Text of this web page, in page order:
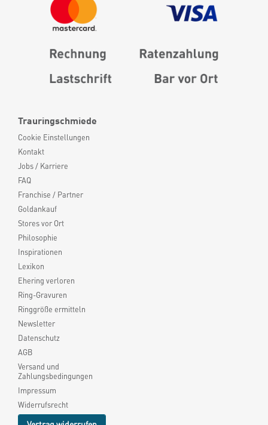
Trauringschmiede
Cookie Einstellungen
Kontakt
Jobs / Karriere
FAQ
Franchise / Partner
Goldankauf
Stores vor Ort
Philosophie
Inspirationen
Lexikon
Ehering verloren
Ring-Gravuren
Ringgröße ermitteln
Newsletter
Datenschutz
AGB
Versand und
Zahlungsbedingungen
Impressum
Widerrufsrecht